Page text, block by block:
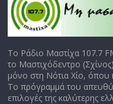
Το Ράδιο Μαστίχα 107.7
το Μαστιχόδεντρο
μόνο στη Νότια Χίο, όπου
Το πρόγραμμά του
επιλογές της καλύτερης